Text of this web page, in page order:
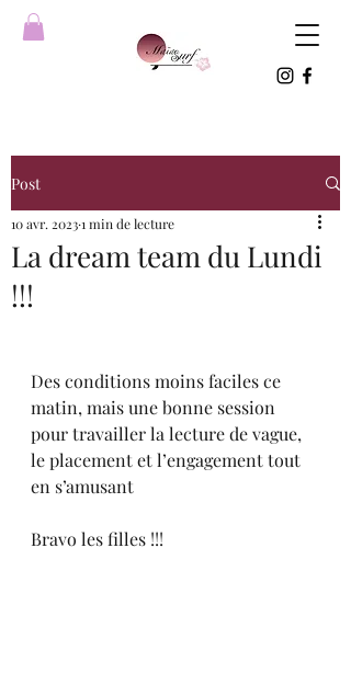
Post
La dream team du Lundi
!!!
10 avr. 20231 min de lecture
Des conditions moins faciles ce
matin, mais une bonne session
pour travailler la lecture de vague,
le placement et l’engagement tout
en s’amusant
Bravo les filles !!!